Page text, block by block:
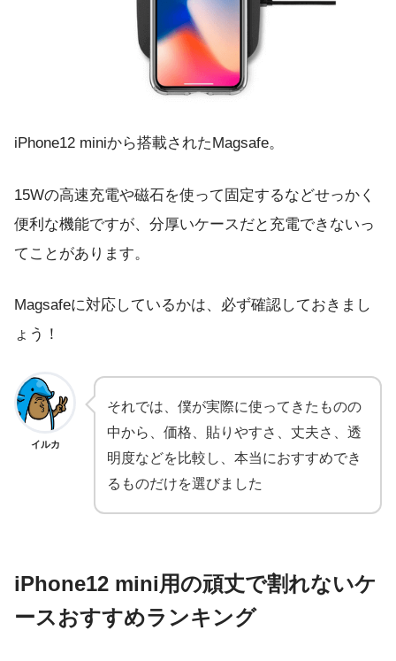
iPhone12 miniから搭載されたMagsafe。
15Wの高速充電や磁石を使って固定するなどせっかく
便利な機能ですが、分厚いケースだと充電できないっ
てことがあります。
Magsafeに対応しているかは、必ず確認しておきまし
ょう！
イルカ
それでは、僕が実際に使ってきたものの
中から、価格、貼りやすさ、丈夫さ、透
明度などを比較し、本当におすすめでき
るものだけを選びました
iPhone12 mini用の頑丈で割れないケ
ースおすすめランキング